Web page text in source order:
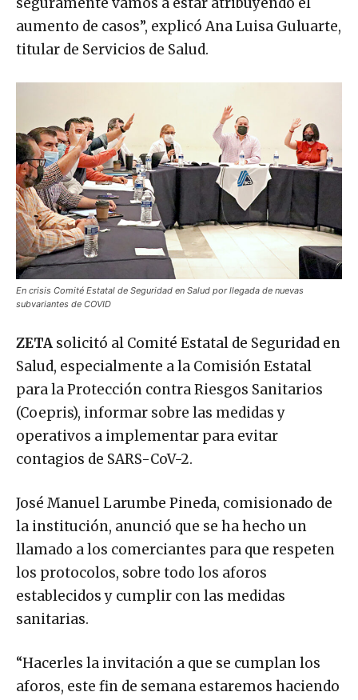
aumento de casos”, explicó Ana Luisa Guluarte,
titular de Servicios de Salud.
En crisis Comité Estatal de Seguridad en Salud por llegada de nuevas
subvariantes de COVID
ZETA solicitó al Comité Estatal de Seguridad en
Salud, especialmente a la Comisión Estatal
para la Protección contra Riesgos Sanitarios
(Coepris), informar sobre las medidas y
operativos a implementar para evitar
contagios de SARS-CoV-2.
José Manuel Larumbe Pineda, comisionado de
la institución, anunció que se ha hecho un
llamado a los comerciantes para que respeten
los protocolos, sobre todo los aforos
establecidos y cumplir con las medidas
sanitarias.
“Hacerles la invitación a que se cumplan los
aforos, este fin de semana estaremos haciendo